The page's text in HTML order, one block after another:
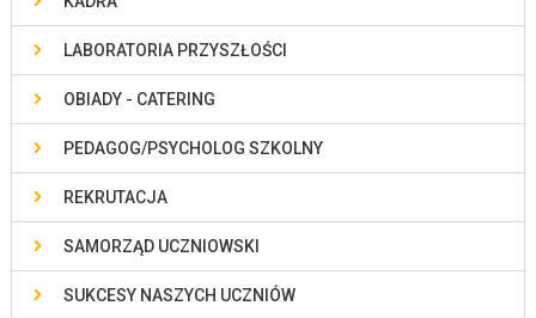
LABORATORIA PRZYSZŁOŚCI
OBIADY - CATERING
PEDAGOG/PSYCHOLOG SZKOLNY
REKRUTACJA
SAMORZĄD UCZNIOWSKI
SUKCESY NASZYCH UCZNIÓW